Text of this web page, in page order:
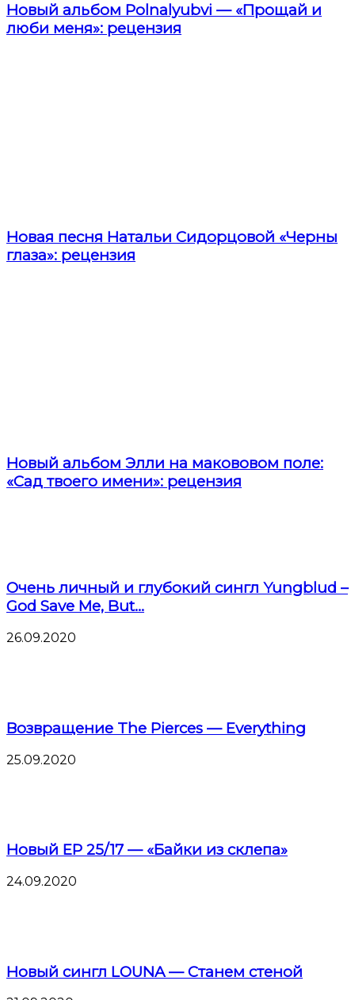
Новый альбом Polnalyubvi — «Прощай и
люби меня»: рецензия
Новая песня Натальи Сидорцовой «Черны
глаза»: рецензия
Новый альбом Элли на макововом поле:
«Сад твоего имени»: рецензия
Очень личный и глубокий сингл Yungblud –
God Save Me, But...
26.09.2020
Возвращение The Pierces — Everything
25.09.2020
Новый EP 25/17 — «Байки из склепа»
24.09.2020
Новый сингл LOUNA — Станем стеной